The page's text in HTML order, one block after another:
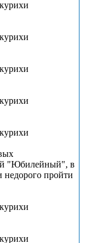
"Юбилейный", в
недорого пройти